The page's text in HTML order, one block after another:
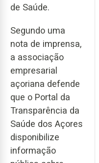
de Saúde.
Segundo uma
nota de imprensa,
a associação
empresarial
açoriana defende
que o Portal da
Transparência da
Saúde dos Açores
disponibilize
informação